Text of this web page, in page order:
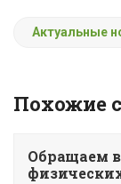
Актуальные
Похожие
Обращаем